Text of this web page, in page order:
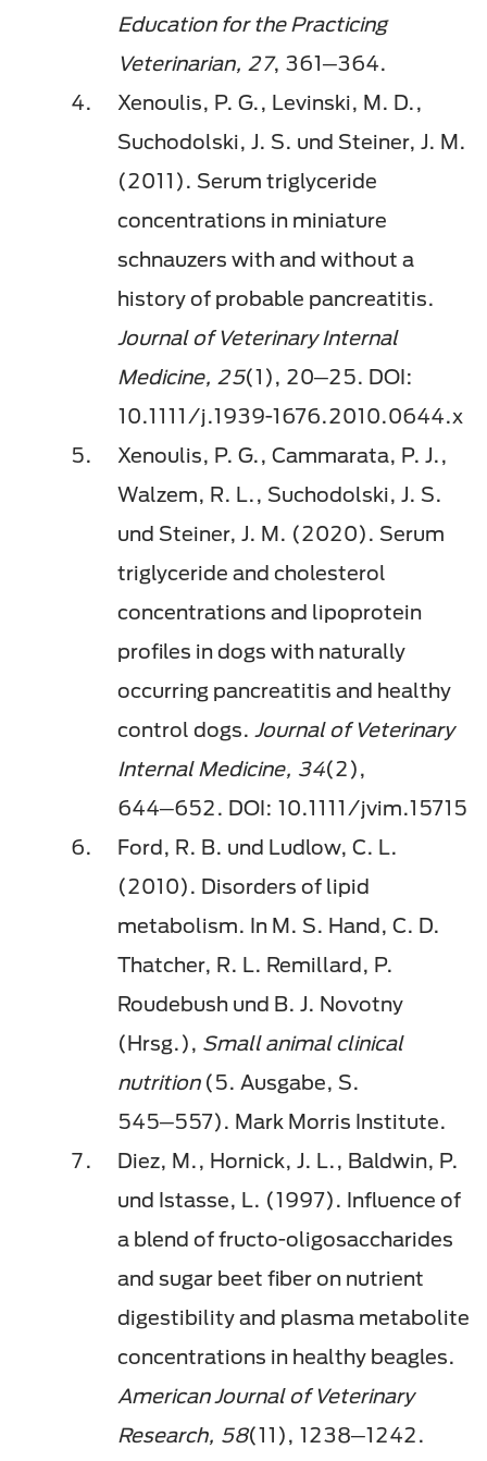
Education for the Practicing
Veterinarian, 27, 361─364.
Xenoulis, P. G., Levinski, M. D.,
Suchodolski, J. S. und Steiner, J. M.
(2011). Serum triglyceride
concentrations in miniature
schnauzers with and without a
history of probable pancreatitis.
Journal of Veterinary Internal
Medicine, 25(1), 20─25. DOI:
10.1111/j.1939-1676.2010.0644.x
Xenoulis, P. G., Cammarata, P. J.,
Walzem, R. L., Suchodolski, J. S.
und Steiner, J. M. (2020). Serum
triglyceride and cholesterol
concentrations and lipoprotein
profiles in dogs with naturally
occurring pancreatitis and healthy
control dogs. Journal of Veterinary
Internal Medicine, 34(2),
644─652. DOI: 10.1111/jvim.15715
Ford, R. B. und Ludlow, C. L.
(2010). Disorders of lipid
metabolism. In M. S. Hand, C. D.
Thatcher, R. L. Remillard, P.
Roudebush und B. J. Novotny
(Hrsg.), Small animal clinical
nutrition (5. Ausgabe, S.
545─557). Mark Morris Institute.
Diez, M., Hornick, J. L., Baldwin, P.
und Istasse, L. (1997). Influence of
a blend of fructo-oligosaccharides
and sugar beet fiber on nutrient
digestibility and plasma metabolite
concentrations in healthy beagles.
American Journal of Veterinary
Research, 58(11), 1238─1242.